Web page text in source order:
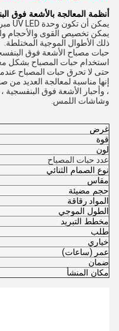
أنظمة المعالجة بالأشعة فوق
يمكن أن تكون وحدة UV LED مبردة بالماء أو مبردة بالهواء.
يمكن تخصيص القوى والأحجام
ذلك الأطوال الموجية المختلطة.
استخدام حبات المصباح بشكل
حتى لا تحرق حبات المصباح عندما
إنها مناسبة لمعالجة العديد من
، وأحبار الأشعة فوق البنفسجية
وشاشات اللمس.
غرض
قوة
لون
عدد حبات المصباح
نوع الصمام الثنائي
مقاس
حجم مضيئة
المواد رقاقة
الطول الموجي
مخطط التبريد
طلب
خياري
عمر (ساعات)
ضمان
مكان المنشأ